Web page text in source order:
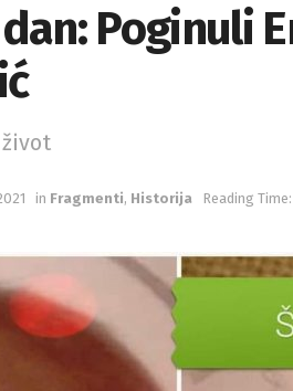
Poginuli
in Fragmenti, Historija Reading